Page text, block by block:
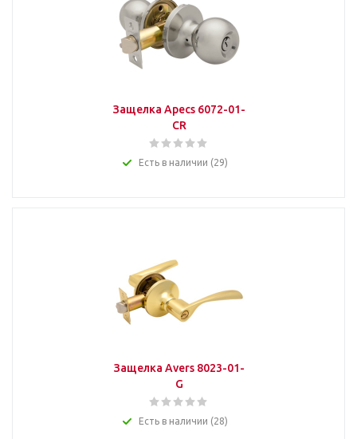
Защелка Apecs 6072-01-
CR
Есть в наличии (29)
Защелка Avers 8023-01-
G
Есть в наличии (28)